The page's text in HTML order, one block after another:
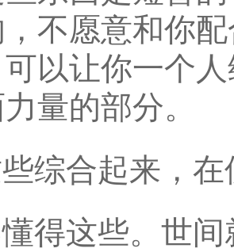
不愿意和你
以让你一个
量的部分。
综合起来，
得这些。世